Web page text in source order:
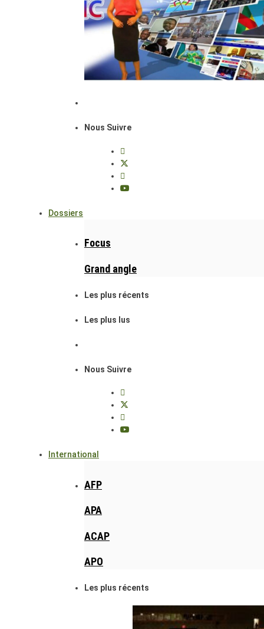
Nous Suivre
Dossiers
Focus
Grand angle
Les plus récents
Les plus lus
Nous Suivre
International
AFP
APA
ACAP
APO
Les plus récents